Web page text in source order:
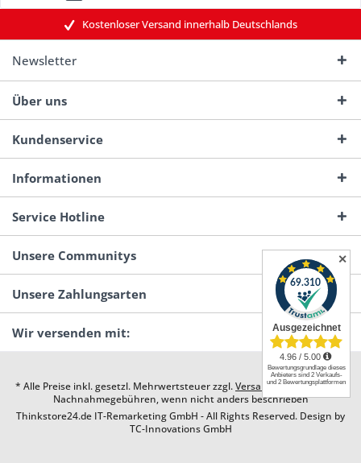
Kostenloser Versand innerhalb Deutschlands
Newsletter
Über uns
Kundenservice
Informationen
Service Hotline
Unsere Communitys
Unsere Zahlungsarten
Wir versenden mit:
* Alle Preise inkl. gesetzl. Mehrwertsteuer zzgl.Versandkostenund ggf.
Nachnahmegebühren, wenn nicht anders beschrieben
Thinkstore24.de IT-Remarketing GmbH - All Rights Reserved. Design by
TC-Innovations GmbH
✕